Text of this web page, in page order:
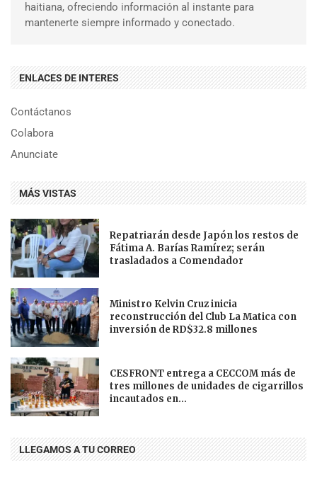
haitiana, ofreciendo información al instante para
mantenerte siempre informado y conectado.
ENLACES DE INTERES
Contáctanos
Colabora
Anunciate
MÁS VISTAS
Repatriarán desde Japón los restos de
Fátima A. Barías Ramírez; serán
trasladados a Comendador
Ministro Kelvin Cruz inicia
reconstrucción del Club La Matica con
inversión de RD$32.8 millones
CESFRONT entrega a CECCOM más de
tres millones de unidades de cigarrillos
incautados en...
LLEGAMOS A TU CORREO